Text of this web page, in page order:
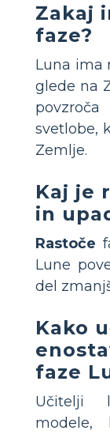
Zakaj
faze?
Luna ima
glede na
svetlobe,
Zemlje.
Kaj je
in
Rastoče
Lune
del
Kako
faze
Učitelji